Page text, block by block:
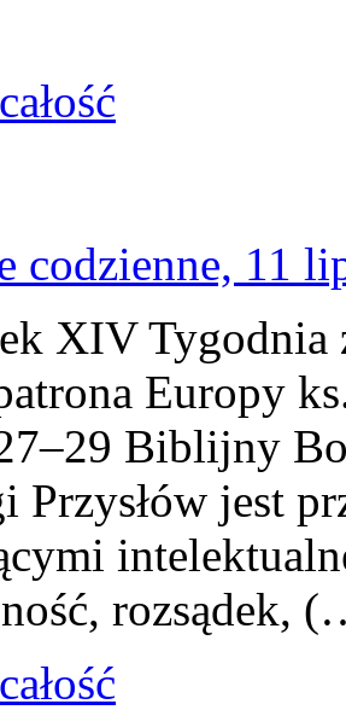
codzienne, 11
XIV Tygodnia
Europy
Biblijny
Przysłów jest
rozsądek,